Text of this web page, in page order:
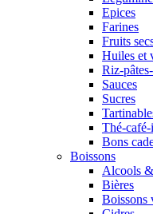
Epices
Farines
Fruits
Huiles et
Riz-
Sauces
Sucres
Thé-
Bons
Boissons
Alcools
Bières
Boissons